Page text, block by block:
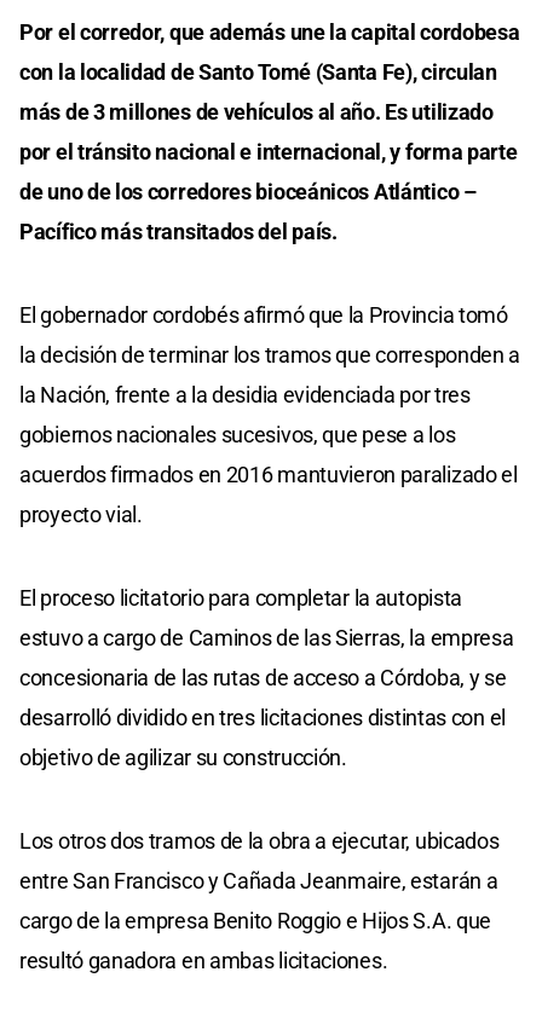
Por el corredor, que además une la capital cordobesa
con la localidad de Santo Tomé (Santa Fe), circulan
más de 3 millones de vehículos al año. Es utilizado
por el tránsito nacional e internacional, y forma parte
de uno de los corredores bioceánicos Atlántico –
Pacífico más transitados del país.
El gobernador cordobés afirmó que la Provincia tomó
la decisión de terminar los tramos que corresponden a
la Nación, frente a la desidia evidenciada por tres
gobiernos nacionales sucesivos, que pese a los
acuerdos firmados en 2016 mantuvieron paralizado el
proyecto vial.
El proceso licitatorio para completar la autopista
estuvo a cargo de Caminos de las Sierras, la empresa
concesionaria de las rutas de acceso a Córdoba, y se
desarrolló dividido en tres licitaciones distintas con el
objetivo de agilizar su construcción.
Los otros dos tramos de la obra a ejecutar, ubicados
entre San Francisco y Cañada Jeanmaire, estarán a
cargo de la empresa Benito Roggio e Hijos S.A. que
resultó ganadora en ambas licitaciones.